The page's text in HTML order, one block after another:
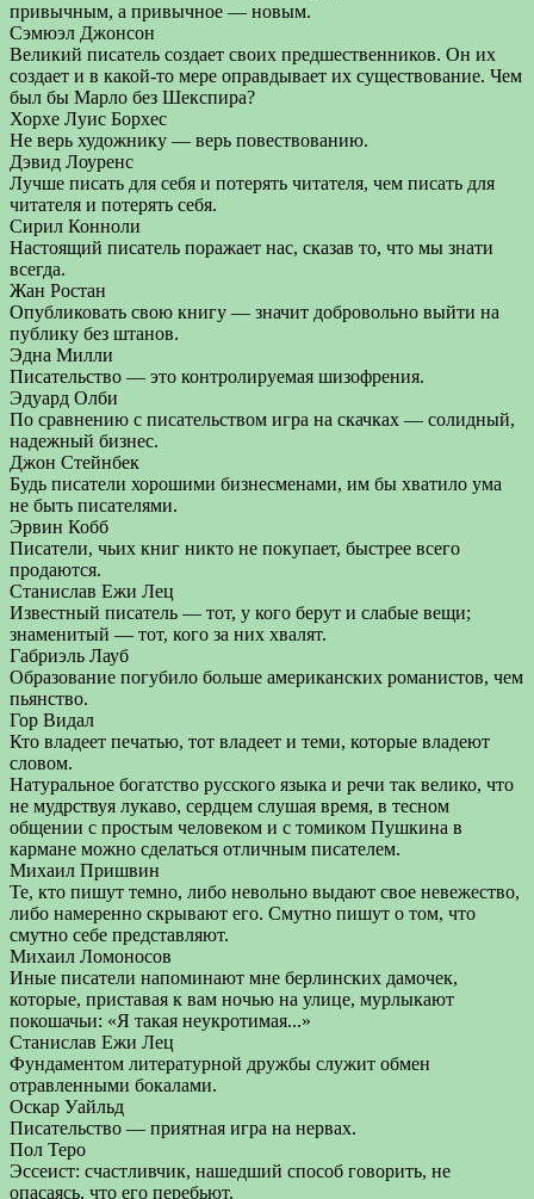
привычным, а привычное — новым.
Сэмюэл Джонсон
Великий писатель создает своих предшественников. Он их
создает и в какой-то мере оправдывает их существование. Чем
был бы Марло без Шекспира?
Хорхе Луис Борхес
Не верь художнику — верь повествованию.
Дэвид Лоуренс
Лучше писать для себя и потерять читателя, чем писать для
читателя и потерять себя.
Сирил Конноли
Настоящий писатель поражает нас, сказав то, что мы знати
всегда.
Жан Ростан
Опубликовать свою книгу — значит добровольно выйти на
публику без штанов.
Эдна Милли
Писательство — это контролируемая шизофрения.
Эдуард Олби
По сравнению с писательством игра на скачках — солидный,
надежный бизнес.
Джон Стейнбек
Будь писатели хорошими бизнесменами, им бы хватило ума
не быть писателями.
Эрвин Кобб
Писатели, чьих книг никто не покупает, быстрее всего
продаются.
Станислав Ежи Лец
Известный писатель — тот, у кого берут и слабые вещи;
знаменитый — тот, кого за них хвалят.
Габриэль Лауб
Образование погубило больше американских романистов, чем
пьянство.
Гор Видал
Кто владеет печатью, тот владеет и теми, которые владеют
словом.
Натуральное богатство русского языка и речи так велико, что
не мудрствуя лукаво, сердцем слушая время, в тесном
общении с простым человеком и с томиком Пушкина в
кармане можно сделаться отличным писателем.
Михаил Пришвин
Те, кто пишут темно, либо невольно выдают свое невежество,
либо намеренно скрывают его. Смутно пишут о том, что
смутно себе представляют.
Михаил Ломоносов
Иные писатели напоминают мне берлинских дамочек,
которые, приставая к вам ночью на улице, мурлыкают
покошачьи: «Я такая неукротимая...»
Станислав Ежи Лец
Фундаментом литературной дружбы служит обмен
отравленными бокалами.
Оскар Уайльд
Писательство — приятная игра на нервах.
Пол Теро
Эссеист: счастливчик, нашедший способ говорить, не
опасаясь, что его перебьют.